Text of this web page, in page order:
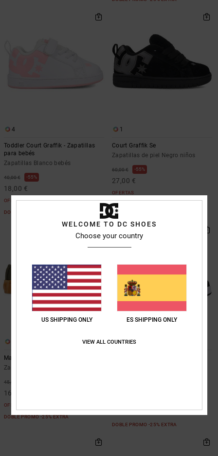
4
Toddler Court Graffik - Zapatillas
para bebés
Zapatillas Blanco bebés
40,00 € 55%
18,00 €
OFERTAS
DOBLE PROMO -25% EXTRA
1
Court Graffik Se
Zapatillas de piel Negro niños
60,00 € 55%
27,00 €
OFERTAS
DOBLE PROMO -25% EXTRA
Manual
Zapatillas Verde Niños
45,00 €
16,87 €
OFERTAS
DOBLE PROMO -25% EXTRA
3
DOBLE PROMO -25% EXTRA
WELCOME TO DC SHOES
Choose your country
US SHIPPING ONLY ES SHIPPING ONLY
VIEW ALL COUNTRIES